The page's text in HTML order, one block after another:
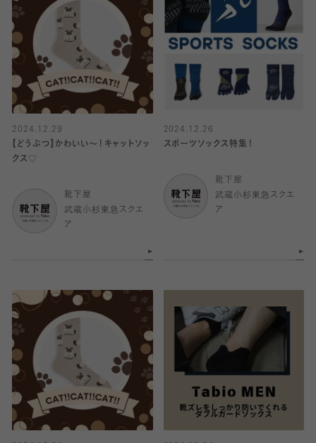
2024.12.29
【どうぶつ】かわいい〜！キャットソッ
クス♡
靴下屋
武蔵小杉東急スクエ
ア
2024.12.26
スポーツソックス特集！
靴下屋
武蔵小杉東急スクエ
ア